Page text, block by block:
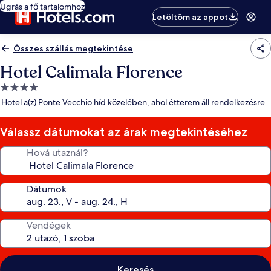
Ugrás a fő tartalomhoz
Letöltöm az appot
Összes szállás megtekintése
Hotel Calimala Florence
4.0
csillagos
Hotel a(z) Ponte Vecchio híd közelében, ahol étterem áll rendelkezésre
Válassz dátumokat az árak megtekintéséhez
Hová utaznál?
Dátumok
Vendégek